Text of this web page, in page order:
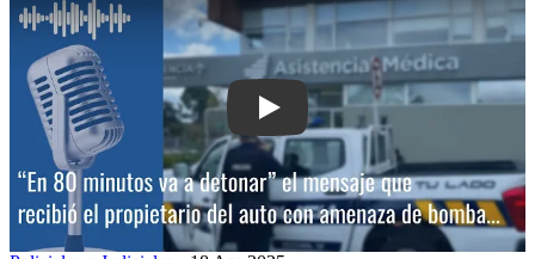
Play: “En 80 minutos va a detonar”: